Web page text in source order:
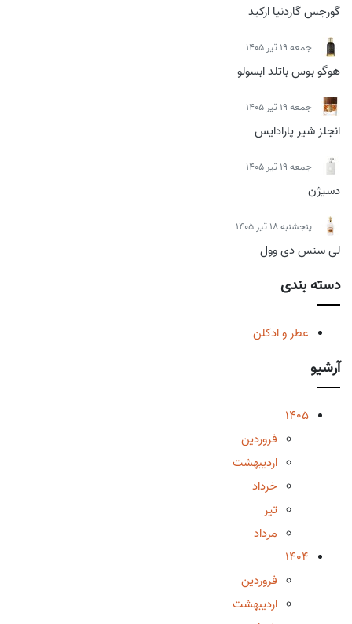
گورجس گاردنیا ارکید
جمعه 19 تیر 1405
هوگو بوس باتلد ابسولو
جمعه 19 تیر 1405
انجلز شیر پارادایس
جمعه 19 تیر 1405
دسیژن
پنجشنبه 18 تیر 1405
لی سنس دی وول
دسته بندی
عطر و ادکلن
آرشیو
1405
فروردین
اردیبهشت
خرداد
تیر
مرداد
1404
فروردین
اردیبهشت